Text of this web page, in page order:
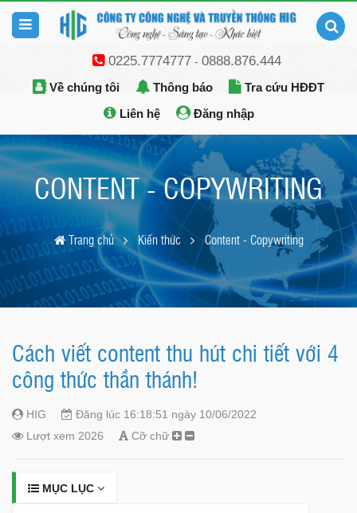
0225.7774777- 0888.876.444
Về chúng tôi Thông báo
Tra cứu HĐĐT
Liên hệ
Đăng nhập
CONTENT - COPYWRITING
Trang chủ Kiến thức Content - Copywriting
Cách viết content thu hút chi tiết với 4
công thức thần thánh!
HIG
Đăng lúc 16:18:51 ngày 10/06/2022
Lượt xem 2026
Cỡ chữ
MỤC LỤC